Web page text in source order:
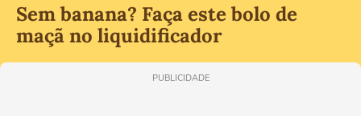
Sem banana? Faça este bolo de
maçã no liquidificador
PUBLICIDADE